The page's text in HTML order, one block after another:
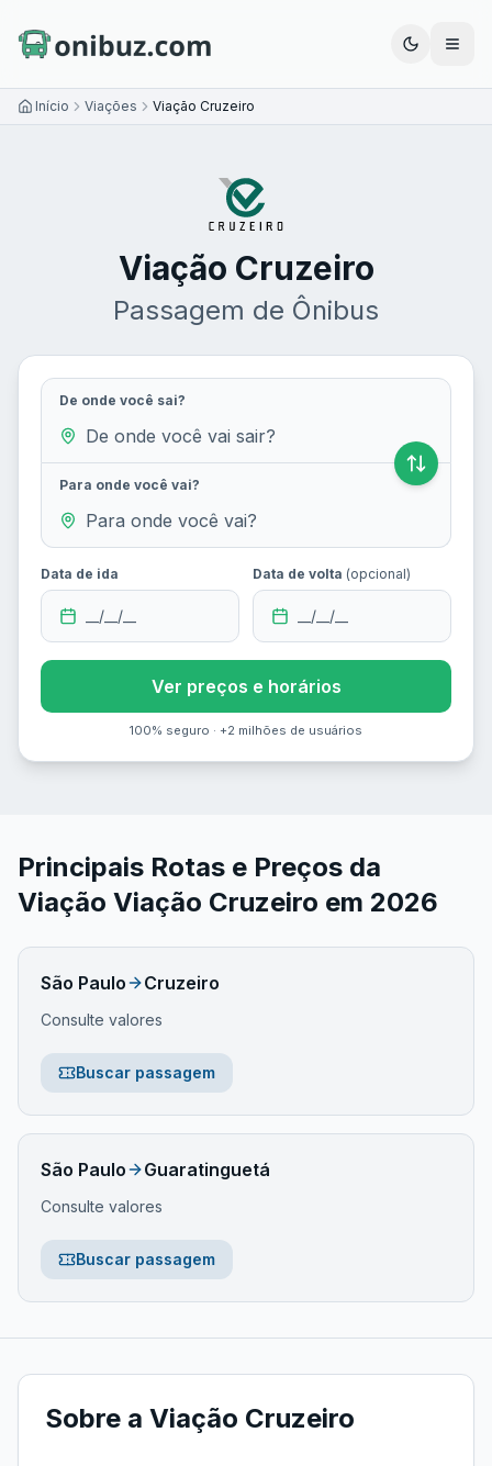
Abrir
Início Viações Viação Cruzeiro
Viação Cruzeiro
Passagem de Ônibus
De onde você sai?
Para onde você vai?
Data de ida
__/__/__
Data de volta (opcional)
__/__/__
Ver preços e horários
100% seguro · +2 milhões de usuários
Principais Rotas e Preços da
Viação Viação Cruzeiro em 2026
São Paulo Cruzeiro
Consulte valores
Buscar passagem
São Paulo Guaratinguetá
Consulte valores
Buscar passagem
Sobre a Viação Cruzeiro